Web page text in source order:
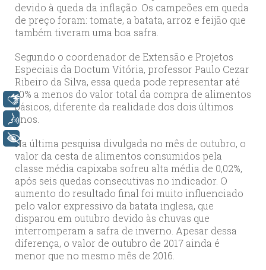
devido à queda da inflação. Os campeões em queda
de preço foram: tomate, a batata, arroz e feijão que
também tiveram uma boa safra.
Segundo o coordenador de Extensão e Projetos
Especiais da Doctum Vitória, professor Paulo Cezar
Ribeiro da Silva, essa queda pode representar até
10% a menos do valor total da compra de alimentos
básicos, diferente da realidade dos dois últimos
anos.
Na última pesquisa divulgada no mês de outubro, o
valor da cesta de alimentos consumidos pela
classe média capixaba sofreu alta média de 0,02%,
após seis quedas consecutivas no indicador. O
aumento do resultado final foi muito influenciado
pelo valor expressivo da batata inglesa, que
disparou em outubro devido às chuvas que
interromperam a safra de inverno. Apesar dessa
diferença, o valor de outubro de 2017 ainda é
menor que no mesmo mês de 2016.
Libras
Voz
+ Acessibilidade